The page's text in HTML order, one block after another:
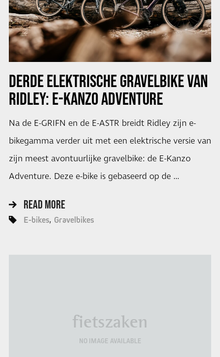
DERDE ELEKTRISCHE GRAVELBIKE VAN
RIDLEY: E-KANZO ADVENTURE
Na de E-GRIFN en de E-ASTR breidt Ridley zijn e-
bikegamma verder uit met een elektrische versie van
zijn meest avontuurlijke gravelbike: de E-Kanzo
Adventure. Deze e-bike is gebaseerd op de …
READ MORE
E-bikes Gravelbikes
fietszaken
NO IMAGE AVAILABLE